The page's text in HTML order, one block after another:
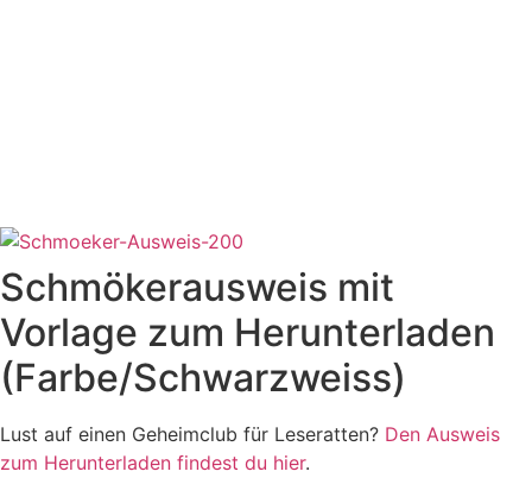
Schmökerausweis mit
Vorlage zum Herunterladen
(Farbe/Schwarzweiss)
Lust auf einen Geheimclub für Leseratten? Den Ausweis
zum Herunterladen findest du hier.